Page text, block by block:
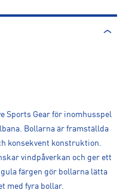
Sports Gear för inomhusspel
Bollarna är framställda
konsekvent konstruktion.
vindpåverkan och ger ett
färgen gör bollarna lätta
med fyra bollar.